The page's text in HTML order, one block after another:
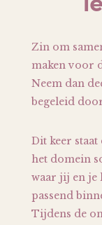
Zin om
maken voor
Neem dan
begeleid
Dit keer staat
het domein
waar jij en je
passend
Tijdens de